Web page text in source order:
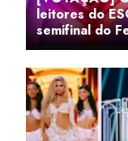
leitores do
semifinal do